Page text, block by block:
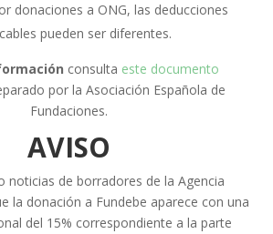
donaciones a ONG, las deducciones
pueden ser diferentes.
consulta este documento
por la Asociación Española de
Fundaciones.
AVISO
noticias de borradores de la Agencia
la donación a Fundebe aparece con una
del 15% correspondiente a la parte